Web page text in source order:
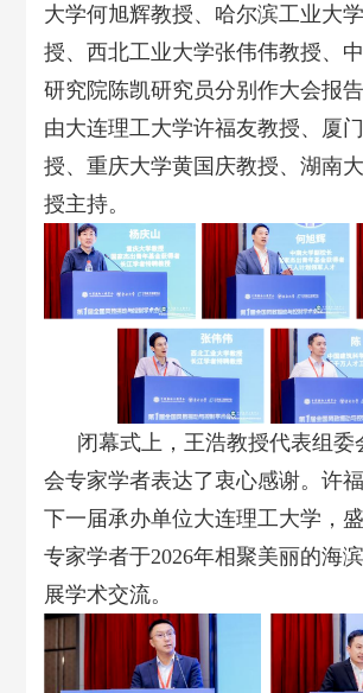
大学何旭辉教授、哈尔滨工业大
授、西北工业大学张伟伟教授、
研究院陈凯研究员分别作大会报
由大连理工大学许福友教授、厦
授、重庆大学黄国庆教授、湖南
授主持。
闭幕式上，王浩教授代表组委
会专家学者表达了衷心感谢。许
下一届承办单位大连理工大学，
专家学者于2026年相聚美丽的海
展学术交流。